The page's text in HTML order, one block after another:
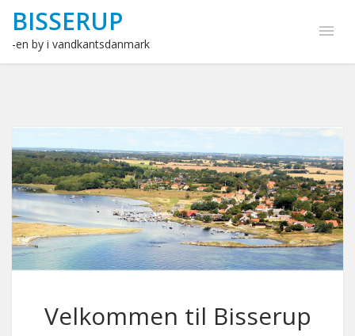
BISSERUP
-en by i vandkantsdanmark
Velkommen til Bisserup